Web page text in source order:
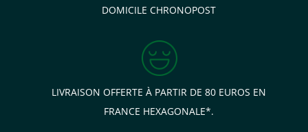
DOMICILE CHRONOPOST
LIVRAISON OFFERTE À PARTIR DE 80 EUROS EN
FRANCE HEXAGONALE*.